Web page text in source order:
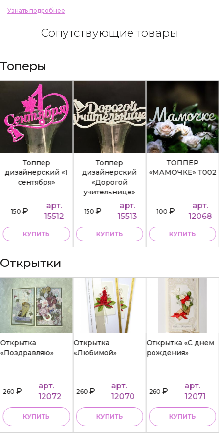
Узнать подробнее
Сопутствующие товары
Топеры
Топпер
дизайнерский «1
сентября»
150₽
арт.
15512
КУПИТЬ
Топпер
дизайнерский
«Дорогой
учительнице»
150₽
арт.
15513
КУПИТЬ
ТОППЕР
«МАМОЧКЕ» Т002
100₽
арт.
12068
КУПИТЬ
Открытки
Открытка
«Поздравляю»
260₽
арт.
12072
КУПИТЬ
Открытка
«Любимой»
260₽
арт.
12070
КУПИТЬ
Открытка «С днем
рождения»
260₽
арт.
12071
КУПИТЬ